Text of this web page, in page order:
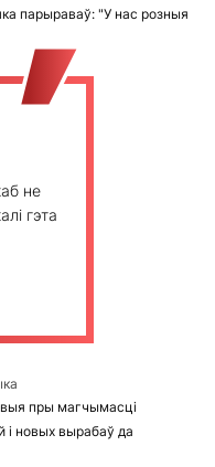
парыраваў: "У нас розныя
не
гэта
пры магчымасці
і новых вырабаў да